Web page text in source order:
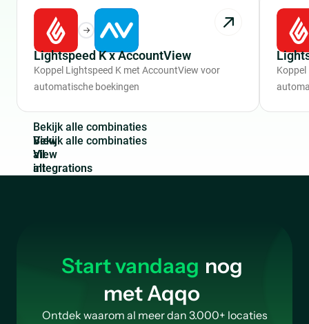
Lightspeed K x AccountView
Koppel Lightspeed K met AccountView voor
automatische boekingen
Koppel
Bekijk a e combinaties
View
all
integrations
Start vandaag nog
met Aqqo
Ontdek waarom al meer dan 3.000+ locaties